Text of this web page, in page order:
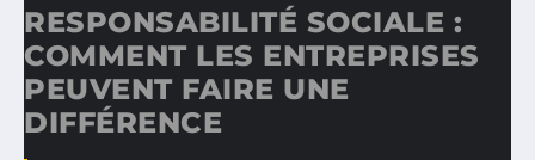
RESPONSABILITÉ SOCIALE :
COMMENT LES ENTREPRISES
PEUVENT FAIRE UNE
DIFFÉRENCE